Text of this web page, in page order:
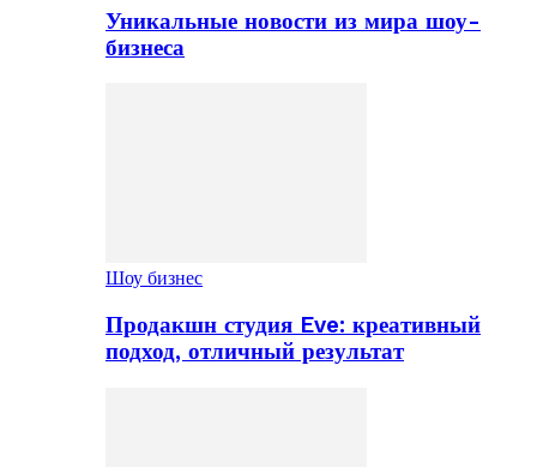
Уникальные новости из мира шоу-
бизнеса
Шоу бизнес
Продакшн студия Eve: креативный
подход, отличный результат